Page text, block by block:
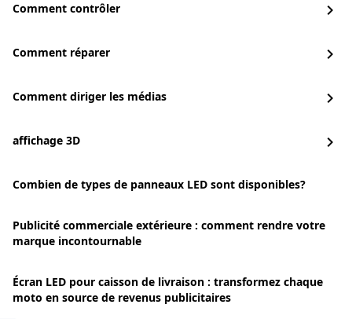
Comment contrôler chevron_right
Comment réparer chevron_right
Comment diriger les médias chevron_right
affichage 3D chevron_right
Combien de types de panneaux LED sont disponibles?
Publicité commerciale extérieure : comment rendre votre
marque incontournable
Écran LED pour caisson de livraison : transformez chaque
moto en source de revenus publicitaires